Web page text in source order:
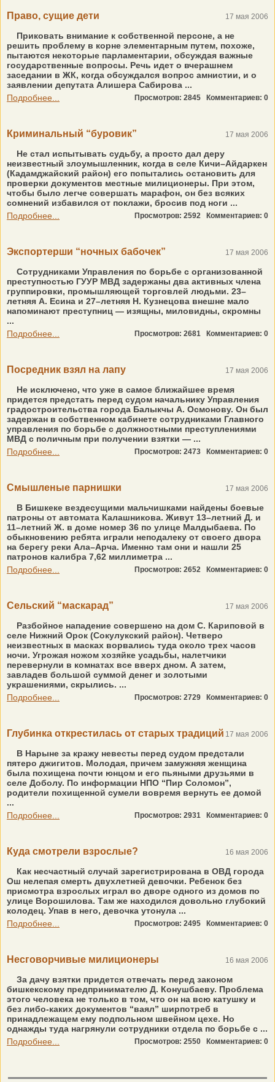
Право, сущие дети 17 мая 2006
Приковать внимание к собственной персоне, а не
решить проблему в корне элементарным путем, похоже,
пытаются некоторые парламентарии, обсуждая важные
государственные вопросы. Речь идет о вчерашнем
заседании в ЖК, когда обсуждался вопрос амнистии, и о
заявлении депутата Алишера Сабирова ...
Подробнее...
Просмотров: 2845 Комментариев: 0
Криминальный “буровик” 17 мая 2006
Не стал испытывать судьбу, а просто дал деру
неизвестный злоумышленник, когда в селе Кичи–Айдаркен
(Кадамджайский район) его попытались остановить для
проверки документов местные милиционеры. При этом,
чтобы было легче совершать марафон, он без всяких
сомнений избавился от поклажи, бросив под ноги ...
Подробнее...
Просмотров: 2592 Комментариев: 0
Экспортерши “ночных бабочек” 17 мая 2006
Сотрудниками Управления по борьбе с организованной
преступностью ГУУР МВД задержаны два активных члена
группировки, промышляющей торговлей людьми. 23–
летняя А. Есина и 27–летняя Н. Кузнецова внешне мало
напоминают преступниц — изящны, миловидны, скромны
...
Подробнее...
Просмотров: 2681 Комментариев: 0
Посредник взял на лапу 17 мая 2006
Не исключено, что уже в самое ближайшее время
придется предстать перед судом начальнику Управления
градостроительства города Балыкчы А. Осмонову. Он был
задержан в собственном кабинете сотрудниками Главного
управления по борьбе с должностными преступлениями
МВД с поличным при получении взятки — ...
Подробнее...
Просмотров: 2473 Комментариев: 0
Смышленые парнишки 17 мая 2006
В Бишкеке вездесущими мальчишками найдены боевые
патроны от автомата Калашникова. Живут 13–летний Д. и
11–летний Ж. в доме номер 36 по улице Малдыбаева. По
обыкновению ребята играли неподалеку от своего двора
на берегу реки Ала–Арча. Именно там они и нашли 25
патронов калибра 7,62 миллиметра ...
Подробнее...
Просмотров: 2652 Комментариев: 0
Сельский “маскарад” 17 мая 2006
Разбойное нападение совершено на дом С. Кариповой в
селе Нижний Орок (Сокулукский район). Четверо
неизвестных в масках ворвались туда около трех часов
ночи. Угрожая ножом хозяйке усадьбы, налетчики
перевернули в комнатах все вверх дном. А затем,
завладев большой суммой денег и золотыми
украшениями, скрылись. ...
Подробнее...
Просмотров: 2729 Комментариев: 0
Глубинка открестилась от старых традиций 17 мая 2006
В Нарыне за кражу невесты перед судом предстали
пятеро джигитов. Молодая, причем замужняя женщина
была похищена почти юнцом и его пьяными друзьями в
селе Доболу. По информации НПО “Пир Соломон”,
родители похищенной сумели вовремя вернуть ее домой
...
Подробнее...
Просмотров: 2931 Комментариев: 0
Куда смотрели взрослые? 16 мая 2006
Как несчастный случай зарегистрирована в ОВД города
Ош нелепая смерть двухлетней девочки. Ребенок без
присмотра взрослых играл во дворе одного из домов по
улице Ворошилова. Там же находился довольно глубокий
колодец. Упав в него, девочка утонула ...
Подробнее...
Просмотров: 2495 Комментариев: 0
Несговорчивые милиционеры 16 мая 2006
За дачу взятки придется отвечать перед законом
бишкекскому предпринимателю Д. Конушбаеву. Проблема
этого человека не только в том, что он на всю катушку и
без либо-каких документов “ваял” ширпотреб в
принадлежащем ему подпольном швейном цехе. Но
однажды туда нагрянули сотрудники отдела по борьбе с ...
Подробнее...
Просмотров: 2550 Комментариев: 0